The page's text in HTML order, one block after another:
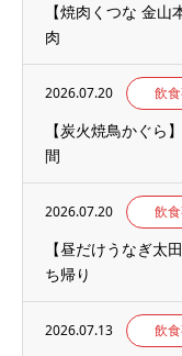
【焼肉くつな 金
肉
2026.07.20 飲
【炭火焼鳥かぐら
間
2026.07.20 飲
【昼だけうなぎ太
ち帰り
2026.07.13 飲